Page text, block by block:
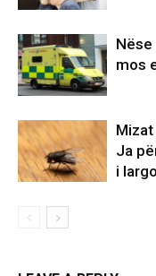
Nëse
mos
Ja
i